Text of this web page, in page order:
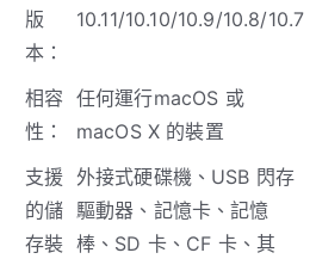
版
本：
10.11/10.10/10.9/10.8/10.7
相容
性：
任何運行macOS 或
macOS X 的裝置
支援
的儲
存裝
外接式硬碟機、USB 閃存
驅動器、記憶卡、記憶
棒、SD 卡、CF 卡、其